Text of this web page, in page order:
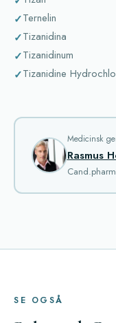
Ternelin
Tizanidina
Tizanidinum
Tizanidine
Medicinsk
Rasmus
SE OGSÅ